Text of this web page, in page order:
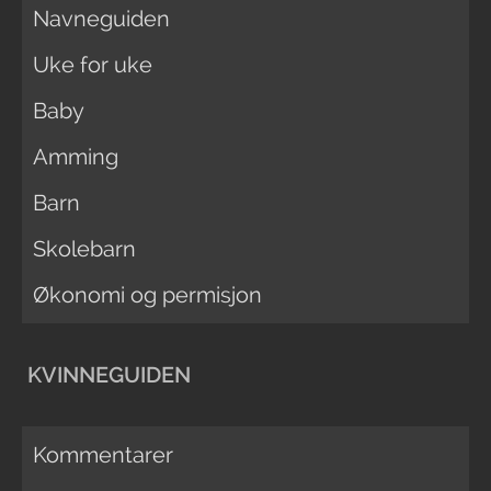
Navneguiden
Uke for uke
Baby
Amming
Barn
Skolebarn
Økonomi og permisjon
KVINNEGUIDEN
Kommentarer